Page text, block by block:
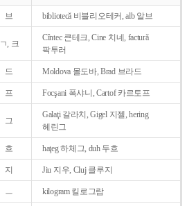
브 bibliotecǎ 비블리오테커, alb 알브
ㄱ, 크
Cîntec 큰테크, Cine 치네, facturǎ
팍투러
드 Moldova 몰도바, Brad 브라드
프 Focşani 폭샤니, Cartof 카르토프
그
Galaţi 갈라치, Gigel 지젤, hering
헤린그
흐 haţeg 하체그, duh 두흐
지 Jiu 지우, Cluj 클루지
ㅡ kilogram 킬로그람